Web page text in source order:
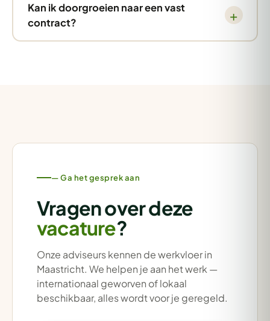
Kan ik doorgroeien naar een vast
contract?
— Ga het gesprek aan
Vragen over deze
vacature?
Onze adviseurs kennen de werkvloer in
Maastricht. We helpen je aan het werk —
internationaal geworven of lokaal
beschikbaar, alles wordt voor je geregeld.